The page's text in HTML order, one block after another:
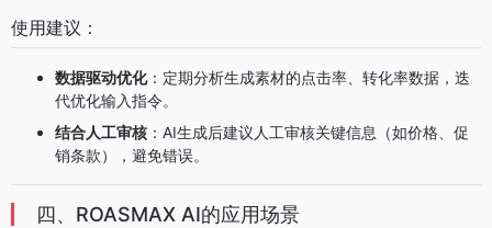
使用建议：
数据驱动优化：定期分析生成素材的点击率、转化率数据，迭
代优化输入指令。
结合人工审核 ：AI生成后建议人工审核关键信息（如价格、促
销条款），避免错误。
四、ROASMAX AI的应用场景